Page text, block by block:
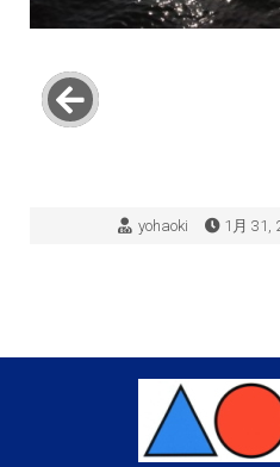
yohaoki 1月 31,